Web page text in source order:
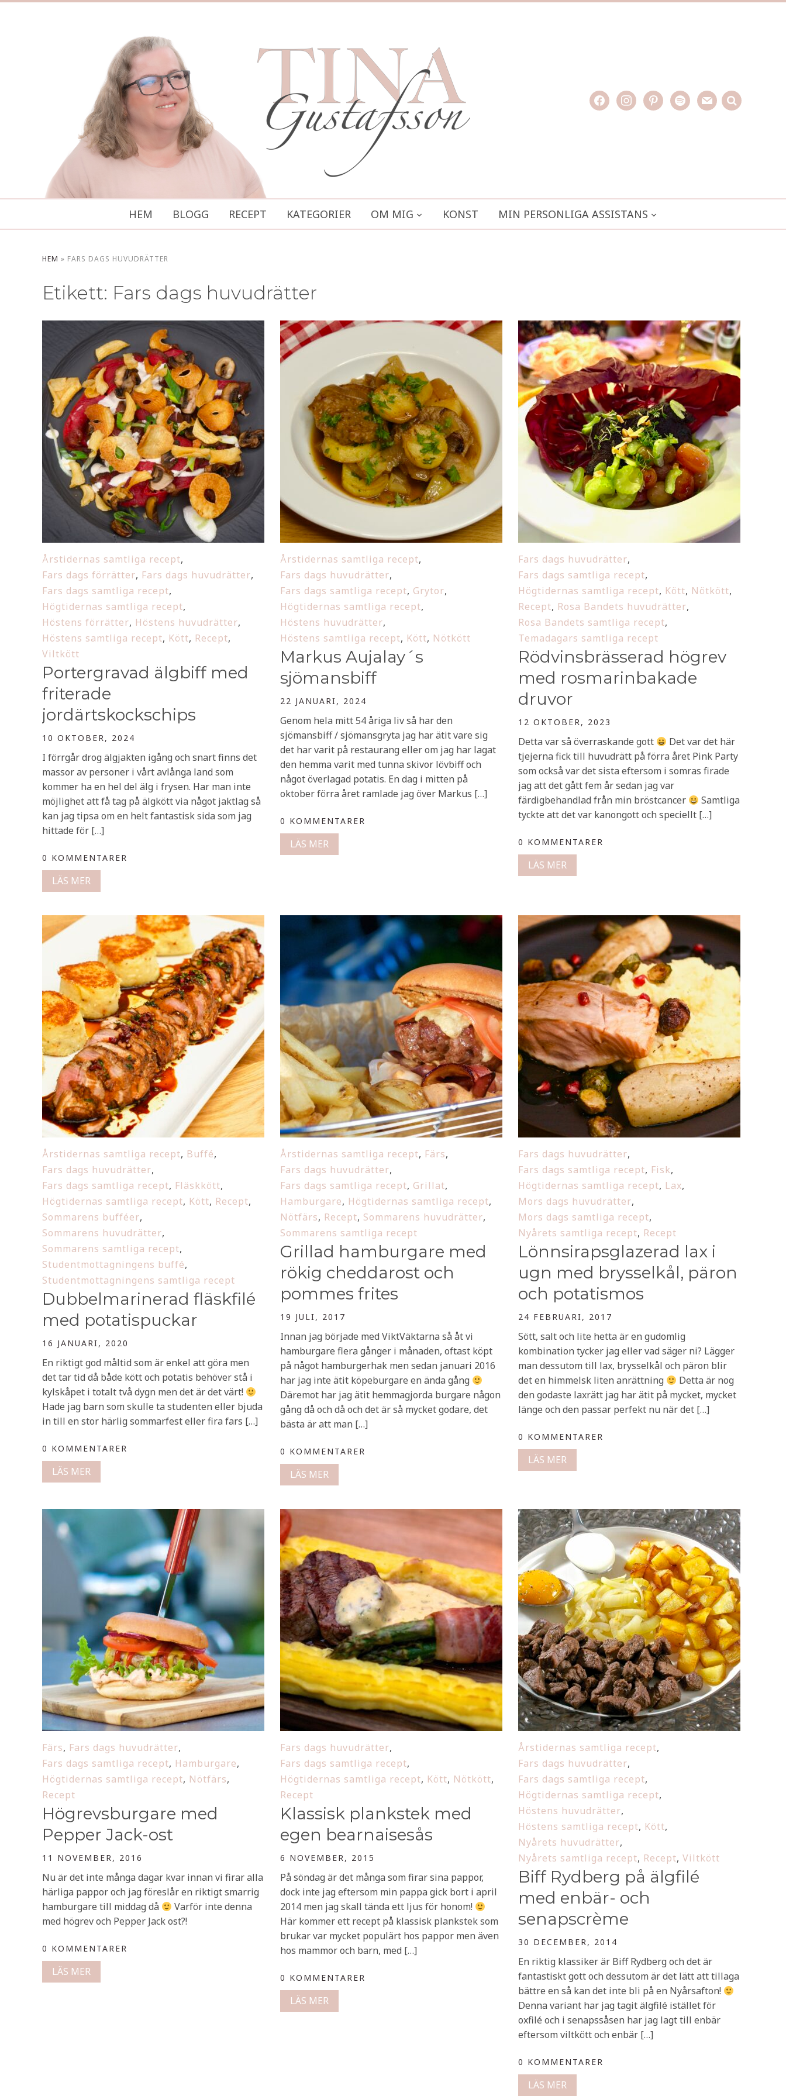
facebookinstagrampinterestspotifymail search
HEM BLOGG RECEPT KATEGORIER OM MIG KONST MIN PERSONLIGA ASSISTANS
HEM » FARS DAGS HUVUDRÄTTER
Etikett: Fars dags huvudrätter
Årstidernas samtliga recept,
Fars dags förrätter, Fars dags huvudrätter,
Fars dags samtliga recept,
Högtidernas samtliga recept,
Höstens förrätter, Höstens huvudrätter,
Höstens samtliga recept, Kött, Recept,
Viltkött
Portergravad älgbiff med
friterade
jordärtskockschips
10 OKTOBER, 2024
I förrgår drog älgjakten igång och snart finns det
massor av personer i vårt avlånga land som
kommer ha en hel del älg i frysen. Har man inte
möjlighet att få tag på älgkött via något jaktlag så
kan jag tipsa om en helt fantastisk sida som jag
hittade för […]
0 KOMMENTARER
LÄS MER
Årstidernas samtliga recept,
Fars dags huvudrätter,
Fars dags samtliga recept, Grytor,
Högtidernas samtliga recept,
Höstens huvudrätter,
Höstens samtliga recept, Kött, Nötkött
Markus Aujalay´s
sjömansbiff
22 JANUARI, 2024
Genom hela mitt 54 åriga liv så har den
sjömansbiff / sjömansgryta jag har ätit vare sig
det har varit på restaurang eller om jag har lagat
den hemma varit med tunna skivor lövbiff och
något överlagad potatis. En dag i mitten på
oktober förra året ramlade jag över Markus […]
0 KOMMENTARER
LÄS MER
Fars dags huvudrätter,
Fars dags samtliga recept,
Högtidernas samtliga recept, Kött, Nötkött,
Recept, Rosa Bandets huvudrätter,
Rosa Bandets samtliga recept,
Temadagars samtliga recept
Rödvinsbrässerad högrev
med rosmarinbakade
druvor
12 OKTOBER, 2023
Detta var så överraskande gott
Det var det här
tjejerna fick till huvudrätt på förra året Pink Party
som också var det sista eftersom i somras firade
jag att det gått fem år sedan jag var
färdigbehandlad från min bröstcancer
Samtliga
tyckte att det var kanongott och speciellt […]
0 KOMMENTARER
LÄS MER
Årstidernas samtliga recept, Buffé,
Fars dags huvudrätter,
Fars dags samtliga recept, Fläskkött,
Högtidernas samtliga recept, Kött, Recept,
Sommarens bufféer,
Sommarens huvudrätter,
Sommarens samtliga recept,
Studentmottagningens buffé,
Studentmottagningens samtliga recept
Dubbelmarinerad fläskfilé
med potatispuckar
16 JANUARI, 2020
En riktigt god måltid som är enkel att göra men
det tar tid då både kött och potatis behöver stå i
kylskåpet i totalt två dygn men det är det värt!
Hade jag barn som skulle ta studenten eller bjuda
in till en stor härlig sommarfest eller fira fars […]
0 KOMMENTARER
LÄS MER
Årstidernas samtliga recept, Färs,
Fars dags huvudrätter,
Fars dags samtliga recept, Grillat,
Hamburgare, Högtidernas samtliga recept,
Nötfärs, Recept, Sommarens huvudrätter,
Sommarens samtliga recept
Grillad hamburgare med
rökig cheddarost och
pommes frites
19 JULI, 2017
Innan jag började med ViktVäktarna så åt vi
hamburgare flera gånger i månaden, oftast köpt
på något hamburgerhak men sedan januari 2016
har jag inte ätit köpeburgare en ända gång
Däremot har jag ätit hemmagjorda burgare någon
gång då och då och det är så mycket godare, det
bästa är att man […]
0 KOMMENTARER
LÄS MER
Fars dags huvudrätter,
Fars dags samtliga recept, Fisk,
Högtidernas samtliga recept, Lax,
Mors dags huvudrätter,
Mors dags samtliga recept,
Nyårets samtliga recept, Recept
Lönnsirapsglazerad lax i
ugn med brysselkål, päron
och potatismos
24 FEBRUARI, 2017
Sött, salt och lite hetta är en gudomlig
kombination tycker jag eller vad säger ni? Lägger
man dessutom till lax, brysselkål och päron blir
det en himmelsk liten anrättning
Detta är nog
den godaste laxrätt jag har ätit på mycket, mycket
länge och den passar perfekt nu när det […]
0 KOMMENTARER
LÄS MER
Färs, Fars dags huvudrätter,
Fars dags samtliga recept, Hamburgare,
Högtidernas samtliga recept, Nötfärs,
Recept
Högrevsburgare med
Pepper Jack-ost
11 NOVEMBER, 2016
Nu är det inte många dagar kvar innan vi firar alla
härliga pappor och jag föreslår en riktigt smarrig
hamburgare till middag då
Varför inte denna
med högrev och Pepper Jack ost?!
0 KOMMENTARER
LÄS MER
Fars dags huvudrätter,
Fars dags samtliga recept,
Högtidernas samtliga recept, Kött, Nötkött,
Recept
Klassisk plankstek med
egen bearnaisesås
6 NOVEMBER, 2015
På söndag är det många som firar sina pappor,
dock inte jag eftersom min pappa gick bort i april
2014 men jag skall tända ett ljus för honom!
Här kommer ett recept på klassisk plankstek som
brukar var mycket populärt hos pappor men även
hos mammor och barn, med […]
0 KOMMENTARER
LÄS MER
Årstidernas samtliga recept,
Fars dags huvudrätter,
Fars dags samtliga recept,
Högtidernas samtliga recept,
Höstens huvudrätter,
Höstens samtliga recept, Kött,
Nyårets huvudrätter,
Nyårets samtliga recept, Recept, Viltkött
Biff Rydberg på älgfilé
med enbär- och
senapscrème
30 DECEMBER, 2014
En riktig klassiker är Biff Rydberg och det är
fantastiskt gott och dessutom är det lätt att tillaga
bättre en så kan det inte bli på en Nyårsafton!
Denna variant har jag tagit älgfilé istället för
oxfilé och i senapssåsen har jag lagt till enbär
eftersom viltkött och enbär […]
0 KOMMENTARER
LÄS MER